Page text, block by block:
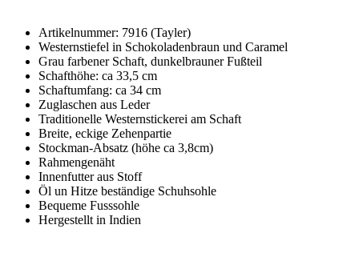
Artikelnummer: 7916 (Tayler)
Westernstiefel in Schokoladenbraun und Caramel
Grau farbener Schaft, dunkelbrauner Fußteil
Schafthöhe: ca 33,5 cm
Schaftumfang: ca 34 cm
Zuglaschen aus Leder
Traditionelle Westernstickerei am Schaft
Breite, eckige Zehenpartie
Stockman-Absatz (höhe ca 3,8cm)
Rahmengenäht
Innenfutter aus Stoff
Öl un Hitze beständige Schuhsohle
Bequeme Fusssohle
Hergestellt in Indien